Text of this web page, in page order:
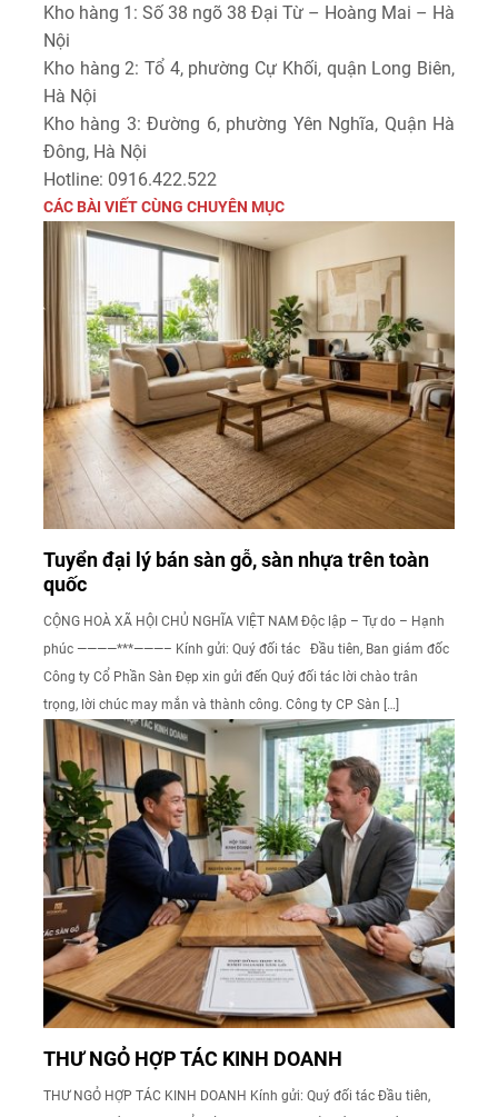
Kho hàng 1: Số 38 ngõ 38 Đại Từ – Hoàng Mai – Hà
Nội
Kho hàng 2: Tổ 4, phường Cự Khối, quận Long Biên,
Hà Nội
Kho hàng 3: Đường 6, phường Yên Nghĩa, Quận Hà
Đông, Hà Nội
Hotline: 0916.422.522
CÁC BÀI VIẾT CÙNG CHUYÊN MỤC
Tuyển đại lý bán sàn gỗ, sàn nhựa trên toàn
quốc
CỘNG HOÀ XÃ HỘI CHỦ NGHĨA VIỆT NAM Độc lập – Tự do – Hạnh
phúc ————***———– Kính gửi: Quý đối tác Đầu tiên, Ban giám đốc
Công ty Cổ Phần Sàn Đẹp xin gửi đến Quý đối tác lời chào trân
trọng, lời chúc may mắn và thành công. Công ty CP Sàn […]
THƯ NGỎ HỢP TÁC KINH DOANH
THƯ NGỎ HỢP TÁC KINH DOANH Kính gửi: Quý đối tác Đầu tiên,